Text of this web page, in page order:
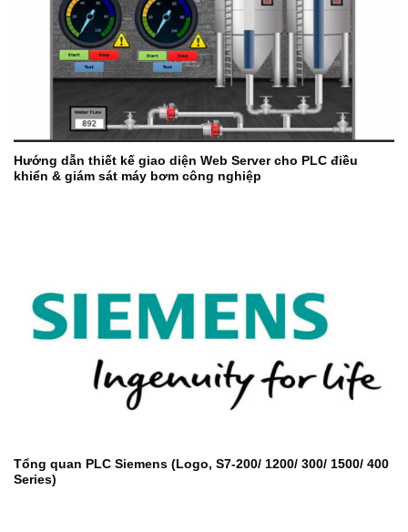
Hướng dẫn thiết kế giao diện Web Server cho PLC điều
khiển & giám sát máy bơm công nghiệp
Tổng quan PLC Siemens (Logo, S7-200/ 1200/ 300/ 1500/ 400
Series)